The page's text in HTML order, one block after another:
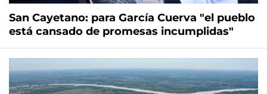
San Cayetano: para García Cuerva "el pueblo
está cansado de promesas incumplidas"